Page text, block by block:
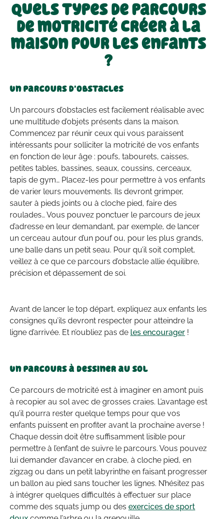
Quels types de parcours
de motricité créer à la
maison pour les enfants
?
Un parcours d’obstacles
Un parcours d’obstacles est facilement réalisable avec
une multitude d’objets présents dans la maison.
Commencez par réunir ceux qui vous paraissent
intéressants pour solliciter la motricité de vos enfants
en fonction de leur âge : poufs, tabourets, caisses,
petites tables, bassines, seaux, coussins, cerceaux,
tapis de gym… Placez-les pour permettre à vos enfants
de varier leurs mouvements. Ils devront grimper,
sauter à pieds joints ou à cloche pied, faire des
roulades… Vous pouvez ponctuer le parcours de jeux
d’adresse en leur demandant, par exemple, de lancer
un cerceau autour d’un pouf ou, pour les plus grands,
une balle dans un petit seau. Pour qu’il soit complet,
veillez à ce que ce parcours d’obstacle allie équilibre,
précision et dépassement de soi.
Avant de lancer le top départ, expliquez aux enfants les
consignes qu’ils devront respecter pour atteindre la
ligne d’arrivée. Et n’oubliez pas de les encourager !
Un parcours à dessiner au sol
Ce parcours de motricité est à imaginer en amont puis
à recopier au sol avec de grosses craies. L’avantage est
qu’il pourra rester quelque temps pour que vos
enfants puissent en profiter avant la prochaine averse !
Chaque dessin doit être suffisamment lisible pour
permettre à l’enfant de suivre le parcours. Vous pouvez
lui demander d’avancer en crabe, à cloche pied, en
zigzag ou dans un petit labyrinthe en faisant progresser
un ballon au pied sans toucher les lignes. N’hésitez pas
à intégrer quelques difficultés à effectuer sur place
comme des squats jump ou des exercices de sport